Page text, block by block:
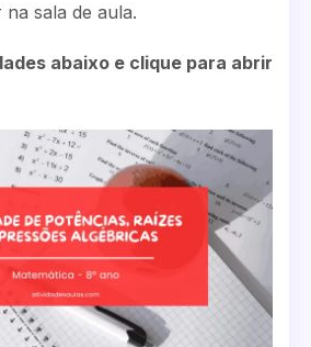
sala de aula.
abaixo e clique para abrir